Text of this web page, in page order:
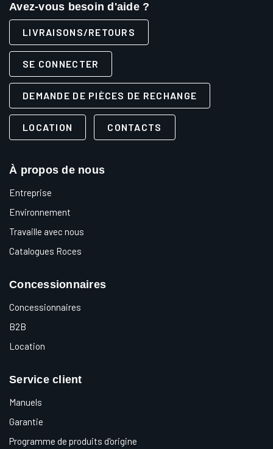
Avez-vous besoin d'aide ?
LIVRAISONS/RETOURS
SE CONNECTER
DEMANDE DE PIÈCES DE RECHANGE
LOCATION CONTACTS
À propos de nous
Entreprise
Environnement
Travaille avec nous
Catalogues Roces
Concessionnaires
Concessionnaires
B2B
Location
Service client
Manuels
Garantie
Programme de produits d'origine